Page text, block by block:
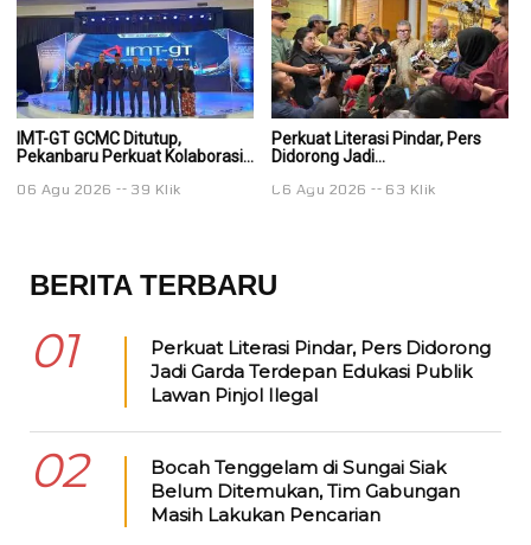
IMT-GT GCMC Ditutup,
Pekanbaru Perkuat Kolaborasi...
06 Agu 2026 39 Klik
Perkuat Literasi Pindar, Pers
Didorong Jadi...
06 Agu 2026 63 Klik
BERITA TERBARU
01
Perkuat Literasi Pindar, Pers Didorong
Jadi Garda Terdepan Edukasi Publik
Lawan Pinjol Ilegal
02
Bocah Tenggelam di Sungai Siak
Belum Ditemukan, Tim Gabungan
Masih Lakukan Pencarian